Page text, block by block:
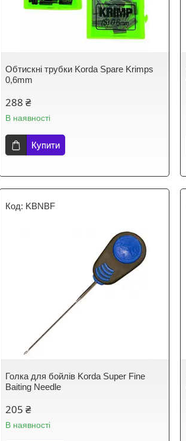
Обтискні трубки Korda Spare Krimps
0,6mm
288 ₴
В наявності
Купити
KBNBF
Голка для бойлів Korda Super Fine
Baiting Needle
205 ₴
В наявності